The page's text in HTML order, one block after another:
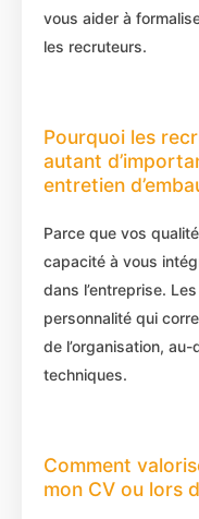
vous aider à
les recruteurs.
Pourquoi les
autant
entretien
Parce que vos
capacité à vous
dans l’entreprise.
personnalité qui
de l’organisation,
techniques.
Comment
mon CV ou lors